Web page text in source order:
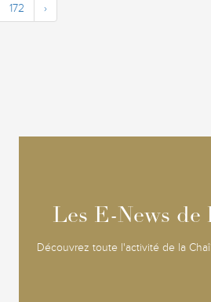
172
›
Les E-News de
Découvrez toute l'activité de la
Les E-News de